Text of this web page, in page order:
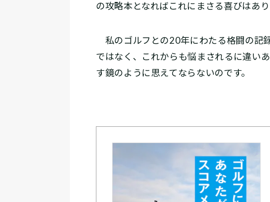
の攻略本となればこれにまさる喜びはあり
私のゴルフとの20年にわたる格闘の記
ではなく、これからも悩まされるに違い
す鏡のように思えてならないのです。